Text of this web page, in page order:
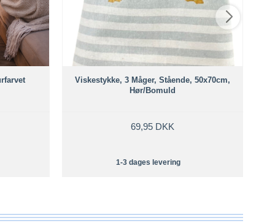
Viskestykke, 3 Måger, Stående, 50x70cm,
Hør/Bomuld
69,95 DKK
1-3 dages levering